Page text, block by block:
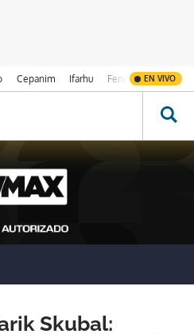
Cepanim Ifarhu Fenómeno de El
EN VIVO
Skubal: